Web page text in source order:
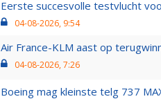
Eerste succesvolle testvlucht
04-08-2026, 9:54
Air France-KLM aast op
04-08-2026, 7:26
Boeing mag kleinste telg 737